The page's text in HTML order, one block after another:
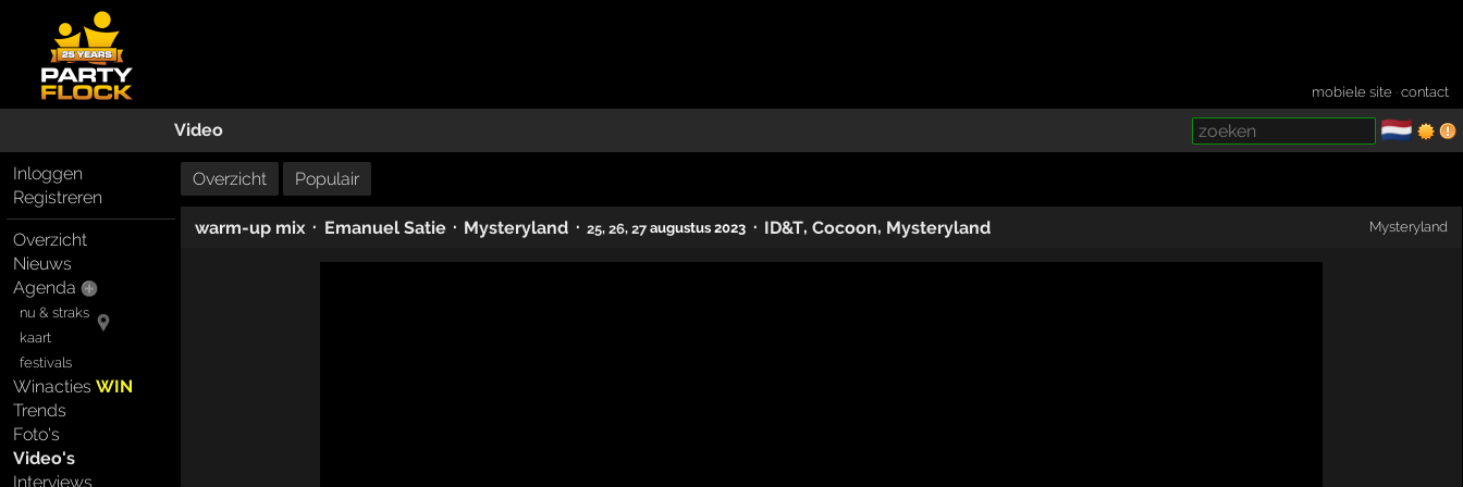
mobiele site ·contact
Video 🇳🇱
Inloggen
Registreren
Overzicht
Nieuws
Agenda
nu & straks
kaart
festivals
WinactiesWIN
Trends
Foto's
Video's
Interviews
Overzicht Populair
warm-up mix · Emanuel Satie · Mysteryland · 25,26,27augustus 2023 · ID&T, Cocoon, Mysteryland Mysteryland